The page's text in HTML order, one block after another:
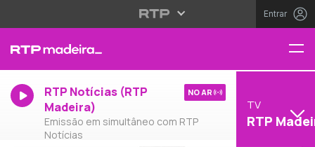
Entrar
RTP Notícias (RTP
Madeira)
Emissão em simultâneo com RTP
Notícias
NO AR
TV
RTP